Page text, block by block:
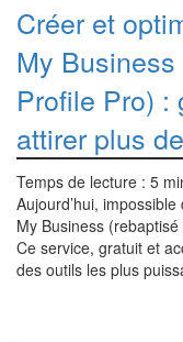
Créer et
My
Profile Pro) :
attirer plus
Temps de lecture : 5
Aujourd’hui, impossible
My Business
Ce service, gratuit et
des outils les plus